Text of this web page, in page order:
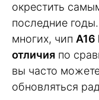
окрестить
последние
многих, чип
отличия по
вы часто
обновляться